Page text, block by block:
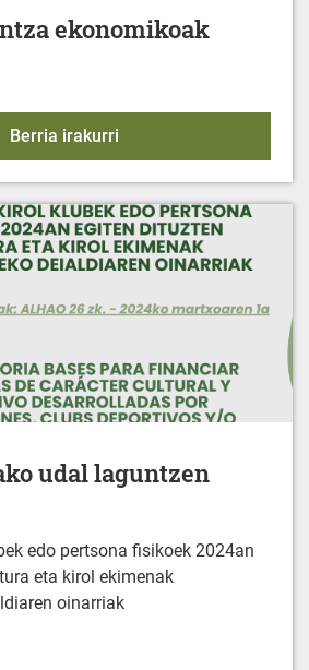
ekonomikoak
Berria irakurri
udal laguntzen
edo pertsona fisikoek 2024an
eta kirol ekimenak
oinarriak